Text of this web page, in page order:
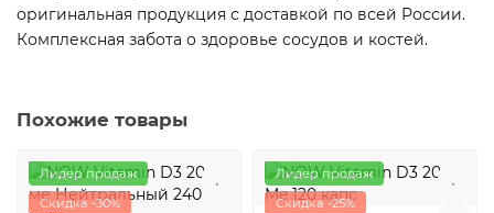
оригинальная продукция с доставкой по всей России.
Комплексная забота о здоровье сосудов и костей.
Похожие товары
Лидер продаж
Скидка -30%
Лидер продаж
Скидка -25%